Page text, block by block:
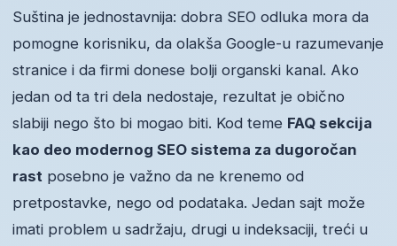
Suština je jednostavnija: dobra SEO odluka mora da
pomogne korisniku, da olakša Google-u razumevanje
stranice i da firmi donese bolji organski kanal. Ako
jedan od ta tri dela nedostaje, rezultat je obično
slabiji nego što bi mogao biti. Kod teme FAQ sekcija
kao deo modernog SEO sistema za dugoročan
rast posebno je važno da ne krenemo od
pretpostavke, nego od podataka. Jedan sajt može
imati problem u sadržaju, drugi u indeksaciji, treći u